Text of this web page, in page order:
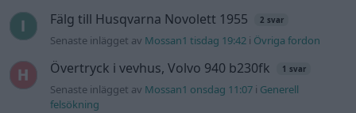
Fälg till Husqvarna Novolett 1955 2 svar
Senaste inlägget av Mossan1 tisdag 19:42 i Övriga fordon
Övertryck i vevhus, Volvo 940 b230fk 1 svar
Senaste inlägget av Mossan1 onsdag 11:07 i Generell
felsökning